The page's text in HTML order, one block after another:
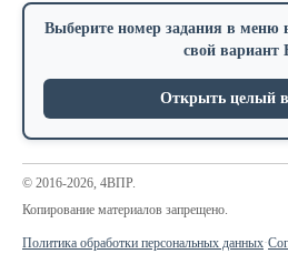
Выберите номер задания в
свой вариант
Открыть целый
© 2016-2026, 4ВПР.
Копирование материалов запрещено.
Политика обработки персональных данных·